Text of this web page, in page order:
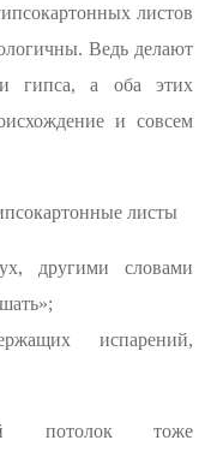
листов
Ведь делают
и гипса, а оба этих
и совсем
листы
другими словами
испарений,
потолок тоже